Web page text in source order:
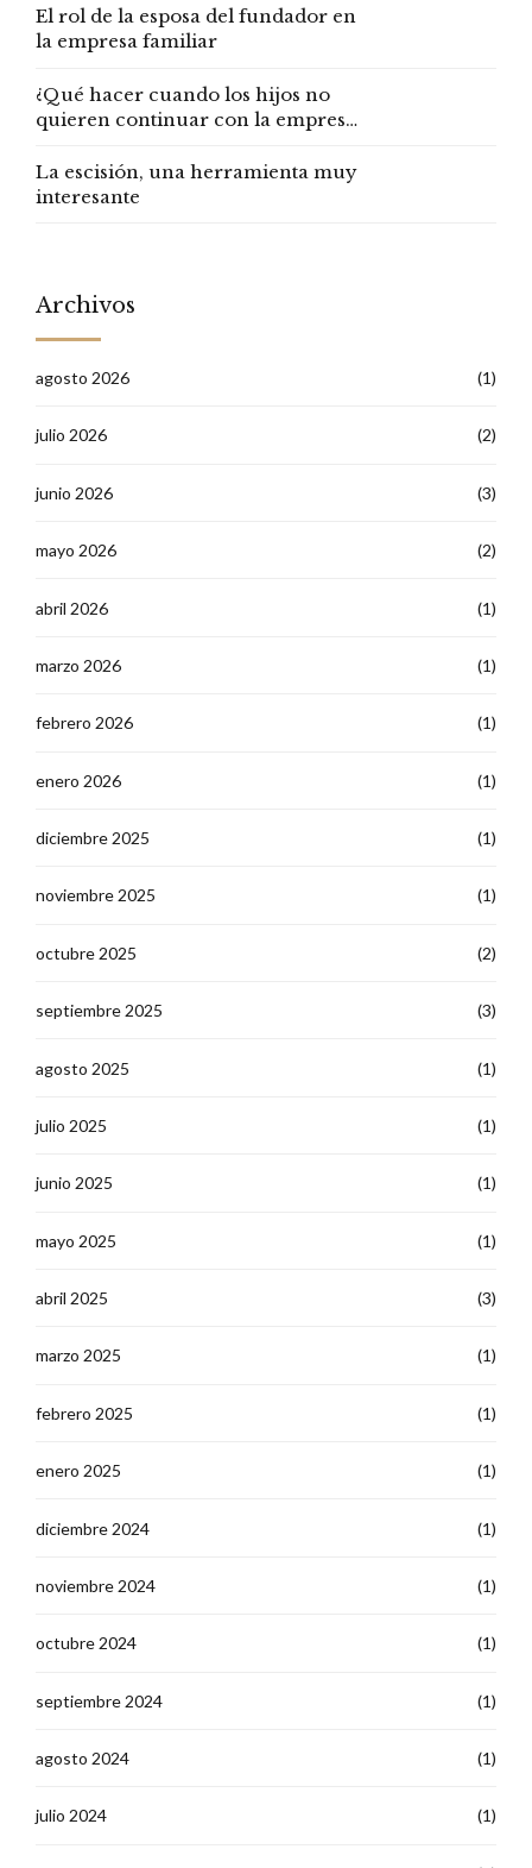
El rol de la esposa del fundador en
la empresa familiar
¿Qué hacer cuando los hijos no
quieren continuar con la empresa
La escisión, una herramienta muy
interesante
Archivos
agosto 2026 (1)
julio 2026 (2)
junio 2026 (3)
mayo 2026 (2)
abril 2026 (1)
marzo 2026 (1)
febrero 2026 (1)
enero 2026 (1)
diciembre 2025 (1)
noviembre 2025 (1)
octubre 2025 (2)
septiembre 2025 (3)
agosto 2025 (1)
julio 2025 (1)
junio 2025 (1)
mayo 2025 (1)
abril 2025 (3)
marzo 2025 (1)
febrero 2025 (1)
enero 2025 (1)
diciembre 2024 (1)
noviembre 2024 (1)
octubre 2024 (1)
septiembre 2024 (1)
agosto 2024 (1)
julio 2024 (1)